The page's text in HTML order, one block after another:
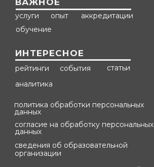
ВАЖНОЕ
услуги
ИНТЕРЕСНОЕ
рейтинги
политика обработки персональных
данных
согласие на обработку персональных
данных
опыт
аккредитации
обучение
события
статьи
аналитика
сведения об образовательной
организации